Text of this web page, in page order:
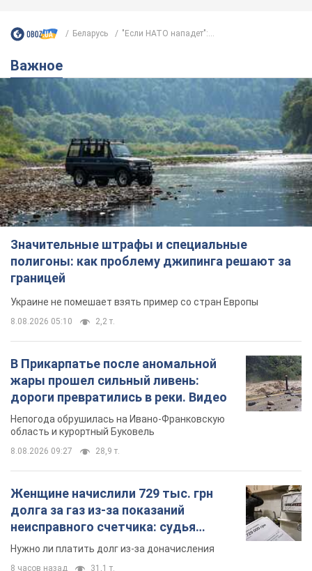
Беларусь "Если НАТО нападет":...
Важное
Значительные штрафы и специальные
полигоны: как проблему джипинга решают за
границей
Украине не помешает взять пример со стран Европы
8.08.2026 05:10 2,2 т.
В Прикарпатье после аномальной
жары прошел сильный ливень:
дороги превратились в реки. Видео
Непогода обрушилась на Ивано-Франковскую
область и курортный Буковель
8.08.2026 09:27 28,9 т.
Женщине начислили 729 тыс. грн
долга за газ из-за показаний
неисправного счетчика: судья
вынес неожиданное решение
Нужно ли платить долг из-за доначисления
8 часов назад 31,1 т.